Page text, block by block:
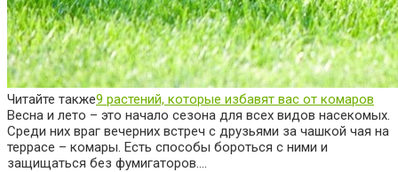
Читайте также9 растений, которые избавят вас от комаров
Весна и лето – это начало сезона для всех видов насекомых.
Среди них враг вечерних встреч с друзьями за чашкой чая на
террасе – комары. Есть способы бороться с ними и
защищаться без фумигаторов….